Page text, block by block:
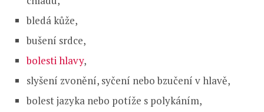
bledá kůže,
bušení srdce,
bolesti hlavy,
slyšení zvonění, syčení nebo bzučení v hlavě,
bolest jazyka nebo potíže s polykáním,